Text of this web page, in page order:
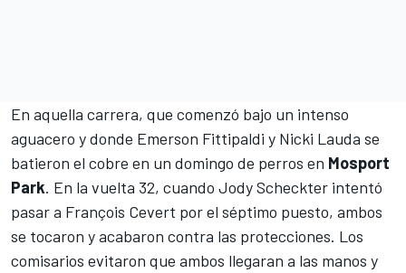
En aquella carrera, que comenzó bajo un intenso
aguacero y donde Emerson Fittipaldi y Nicki Lauda se
batieron el cobre en un domingo de perros en Mosport
Park. En la vuelta 32, cuando Jody Scheckter intentó
pasar a François Cevert por el séptimo puesto, ambos
se tocaron y acabaron contra las protecciones. Los
comisarios evitaron que ambos llegaran a las manos y